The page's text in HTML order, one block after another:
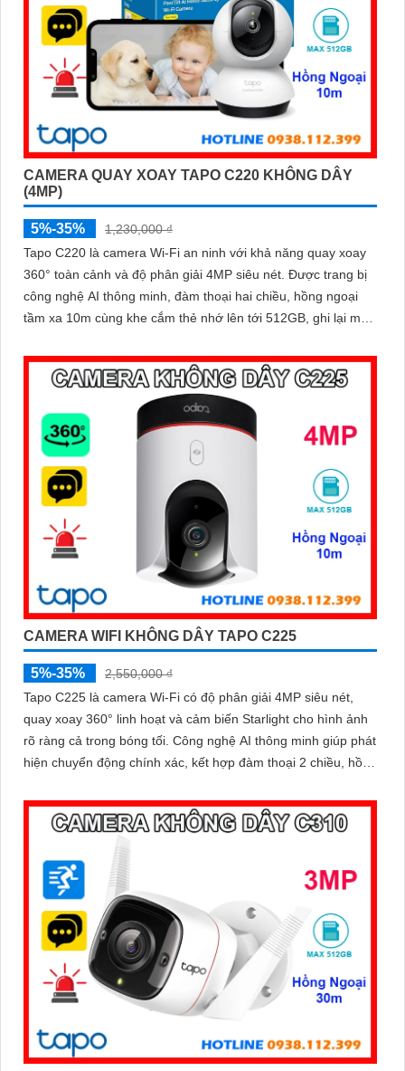
CAMERA QUAY XOAY TAPO C220 KHÔNG DÂY
(4MP)
5%-35%
1,230,000 ₫
Tapo C220 là camera Wi-Fi an ninh với khả năng quay xoay
360° toàn cảnh và độ phân giải 4MP siêu nét. Được trang bị
công nghệ AI thông minh, đàm thoại hai chiều, hồng ngoại
tầm xa 10m cùng khe cắm thẻ nhớ lên tới 512GB, ghi lại mọi
CAMERA WIFI KHÔNG DÂY TAPO C225
5%-35%
2,550,000 ₫
Tapo C225 là camera Wi-Fi có độ phân giải 4MP siêu nét,
quay xoay 360° linh hoạt và cảm biến Starlight cho hình ảnh
rõ ràng cả trong bóng tối. Công nghệ AI thông minh giúp phát
hiện chuyển động chính xác, kết hợp đàm thoại 2 chiều, hồng
giải pháp an ninh toàn diện, với khe cắm thẻ nhớ hỗ trợ tới
512GB lưu trữ lâu dài